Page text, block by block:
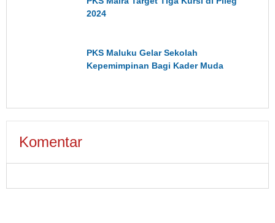
2024
PKS Maluku Gelar Sekolah
Kepemimpinan Bagi Kader Muda
Komentar